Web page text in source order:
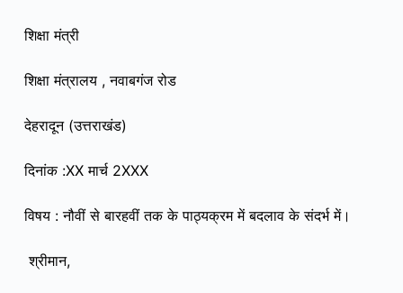
शिक्षा मंत्री
शिक्षा मंत्रालय , नवाबगंज रोड
देहरादून (उत्तराखंड)
दिनांक :XX मार्च 2XXX
विषय : नौवीं से बारहवीं तक के पाठ्यक्रम में बदलाव के संदर्भ में।
श्रीमान,